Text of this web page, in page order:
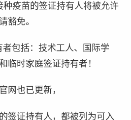
种疫苗的签证持有人将被允许
豁免。
包括：技术工人、国际学
临时家庭签证持有者！
网也已更新，
签证持有人，都被列为可入